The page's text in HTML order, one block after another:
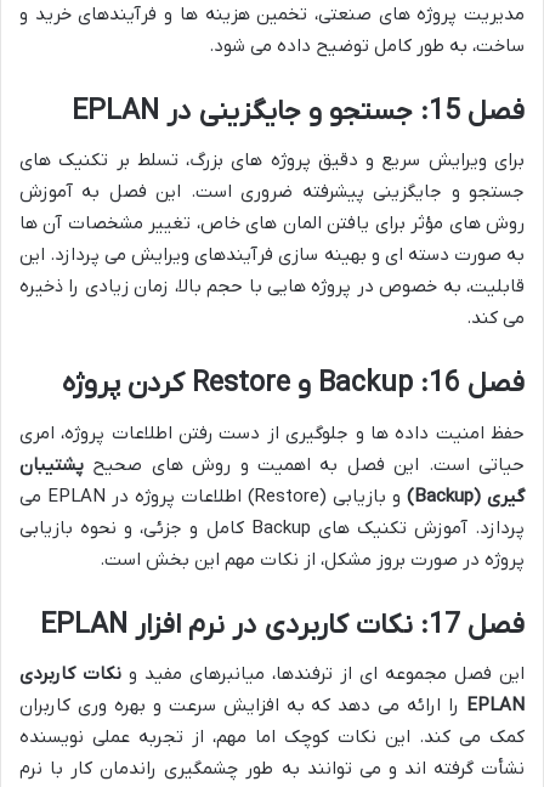
مدیریت پروژه های صنعتی، تخمین هزینه ها و فرآیندهای خرید و
ساخت، به طور کامل توضیح داده می شود.
فصل 15: جستجو و جایگزینی در EPLAN
برای ویرایش سریع و دقیق پروژه های بزرگ، تسلط بر تکنیک های
جستجو و جایگزینی پیشرفته ضروری است. این فصل به آموزش
روش های مؤثر برای یافتن المان های خاص، تغییر مشخصات آن ها
به صورت دسته ای و بهینه سازی فرآیندهای ویرایش می پردازد. این
قابلیت، به خصوص در پروژه هایی با حجم بالا، زمان زیادی را ذخیره
می کند.
فصل 16: Backup و Restore کردن پروژه
حفظ امنیت داده ها و جلوگیری از دست رفتن اطلاعات پروژه، امری
حیاتی است. این فصل به اهمیت و روش های صحیح پشتیبان
گیری (Backup)
و بازیابی (Restore) اطلاعات پروژه در EPLAN می
پردازد. آموزش تکنیک های Backup کامل و جزئی، و نحوه بازیابی
پروژه در صورت بروز مشکل، از نکات مهم این بخش است.
فصل 17: نکات کاربردی در نرم افزار EPLAN
این فصل مجموعه ای از ترفندها، میانبرهای مفید و نکات کاربردی
EPLAN را ارائه می دهد که به افزایش سرعت و بهره وری کاربران
کمک می کند. این نکات کوچک اما مهم، از تجربه عملی نویسنده
نشأت گرفته اند و می توانند به طور چشمگیری راندمان کار با نرم